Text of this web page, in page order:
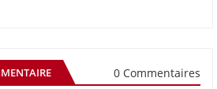
0 Commentaires